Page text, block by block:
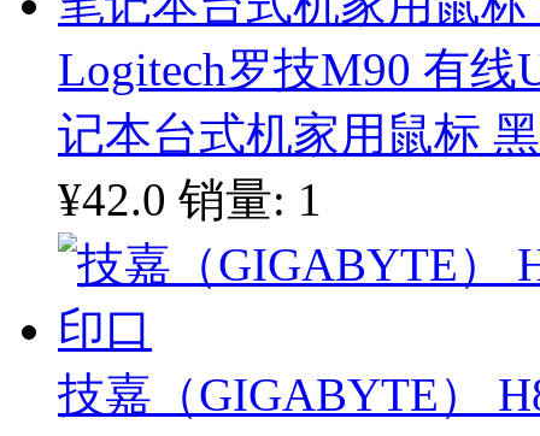
Logitech罗技M90 有
记本台式机家用鼠标
¥42.0 销量: 1
技嘉（GIGABYTE）